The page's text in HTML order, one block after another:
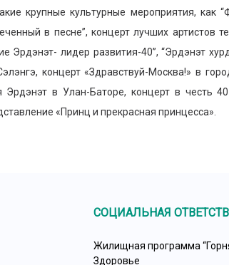
крупные культурные мероприятия, как
в песне”, концерт лучших артистов
Эрдэнэт- лидер развития-40”, “Эрдэнэт
концерт «Здравствуй-Москва!» в
в Улан-Баторе, концерт в честь
«Принц и прекрасная принцесса».
СОЦИАЛЬНАЯ
Жилищная программа
Здоровье